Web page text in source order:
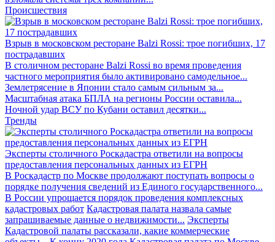
Происшествия
Взрыв в московском ресторане Balzi Rossi: трое погибших, 17
пострадавших
В столичном ресторане Balzi Rossi во время проведения
частного мероприятия было активировано самодельное...
Землетрясение в Японии стало самым сильным за...
Масштабная атака БПЛА на регионы России оставила...
Ночной удар ВСУ по Кубани оставил десятки...
Тренды
Эксперты столичного Роскадастра ответили на вопросы
предоставления персональных данных из ЕГРН
В Роскадастр по Москве продолжают поступать вопросы о
порядке получения сведений из Единого государственного...
В России упрощается порядок проведения комплексных
кадастровых работ Кадастровая палата назвала самые
запрашиваемые данные о недвижимости... Эксперты
Кадастровой палаты рассказали, какие коммерческие